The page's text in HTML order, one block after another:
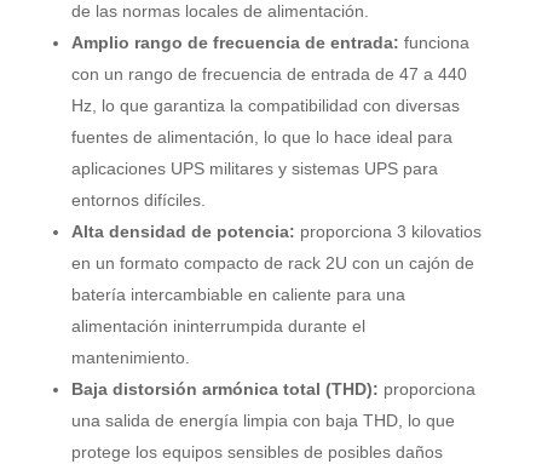
de las normas locales de alimentación.
Amplio rango de frecuencia de entrada: funciona
con un rango de frecuencia de entrada de 47 a 440
Hz, lo que garantiza la compatibilidad con diversas
fuentes de alimentación, lo que lo hace ideal para
aplicaciones UPS militares y sistemas UPS para
entornos difíciles.
Alta densidad de potencia: proporciona 3 kilovatios
en un formato compacto de rack 2U con un cajón de
batería intercambiable en caliente para una
alimentación ininterrumpida durante el
mantenimiento.
Baja distorsión armónica total (THD): proporciona
una salida de energía limpia con baja THD, lo que
protege los equipos sensibles de posibles daños